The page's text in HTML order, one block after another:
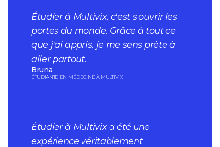
Étudier à Multivix, c'est s'ouvrir les
portes du monde. Grâce à tout ce
que j'ai appris, je me sens prête à
aller partout.
Bruna
ÉTUDIANTE EN MÉDECINE À MULTIVIX
Étudier à Multivix a été une
expérience véritablement